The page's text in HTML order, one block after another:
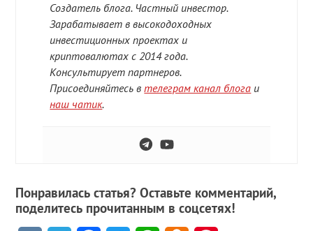
Создатель блога. Частный инвестор.
Зарабатывает в высокодоходных
инвестиционных проектах и
криптовалютах с 2014 года.
Консультирует партнеров.
Присоединяйтесь втелеграм канал блога и
наш чатик.
Понравилась статья? Оставьте комментарий,
поделитесь прочитанным в соцсетях!